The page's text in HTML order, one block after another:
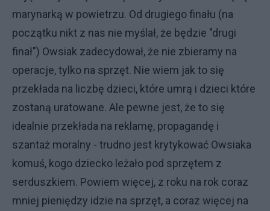
marynarką w powietrzu. Od drugiego finału (na
początku nikt z nas nie myślał, że będzie "drugi
finał") Owsiak zadecydował, że nie zbieramy na
operacje, tylko na sprzęt. Nie wiem jak to się
przekłada na liczbę dzieci, które umrą i dzieci które
zostaną uratowane. Ale pewne jest, że to się
idealnie przekłada na reklamę, propagandę i
szantaż moralny - trudno jest krytykować Owsiaka
komuś, kogo dziecko leżało pod sprzętem z
serduszkiem. Powiem więcej, z roku na rok coraz
mniej pieniędzy idzie na sprzęt, a coraz więcej na